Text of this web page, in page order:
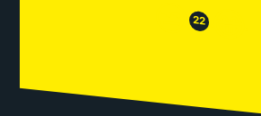
😒 22 😂